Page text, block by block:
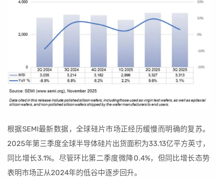
根据SEMI最新数据，全球硅片市场正经历缓慢而明确的复苏。
2025年第三季度全球半导体硅片出货面积为33.13亿平方英寸，
同比增长3.1%。尽管环比第二季度微降0.4%，但同比增长态势
表明市场正从2024年的低谷中逐步回升。